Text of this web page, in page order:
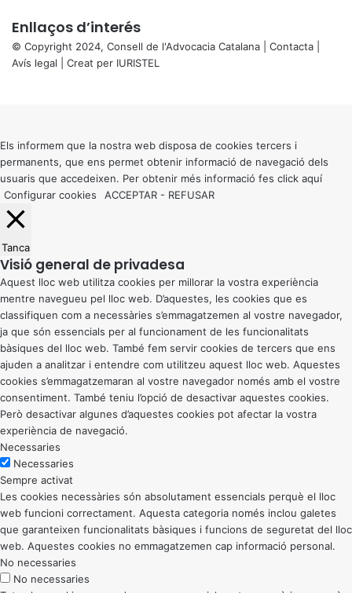
Enllaços d’interés
© Copyright 2024, Consell de l'Advocacia Catalana | Contacta
Avís legal | Creat per IURISTEL
button
Els informem que la nostra web disposa de cookies tercers i
permanents, que ens permet obtenir informació de navegació dels
usuaris que accedeixen. Per obtenir més informació fes click aquí
Configurar cookies
ACCEPTAR - REFUSAR
Tanca
Visió general de privadesa
Aquest lloc web utilitza cookies per millorar la vostra experiència
mentre navegueu pel lloc web. D’aquestes, les cookies que es
classifiquen com a necessàries s’emmagatzemen al vostre navegador,
ja que són essencials per al funcionament de les funcionalitats
bàsiques del lloc web. També fem servir cookies de tercers que ens
ajuden a analitzar i entendre com utilitzeu aquest lloc web. Aquestes
cookies s’emmagatzemaran al vostre navegador només amb el vostre
consentiment. També teniu l’opció de desactivar aquestes cookies.
Però desactivar algunes d’aquestes cookies pot afectar la vostra
experiència de navegació.
Necessaries
Necessaries
Sempre activat
Les cookies necessàries són absolutament essencials perquè el lloc
web funcioni correctament. Aquesta categoria només inclou galetes
que garanteixen funcionalitats bàsiques i funcions de seguretat del lloc
web. Aquestes cookies no emmagatzemen cap informació personal.
No necessaries
No necessaries